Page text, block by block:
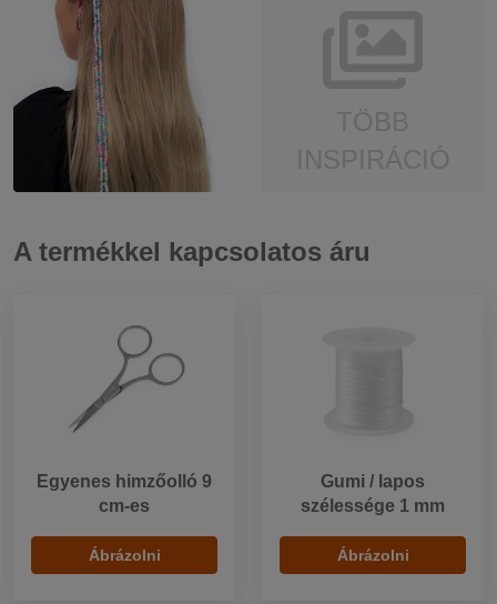
A termékkel kapcsolatos áru
Egyenes himzőolló 9
cm-es
Ábrázolni
Gumi / lapos
szélessége 1 mm
Ábrázolni